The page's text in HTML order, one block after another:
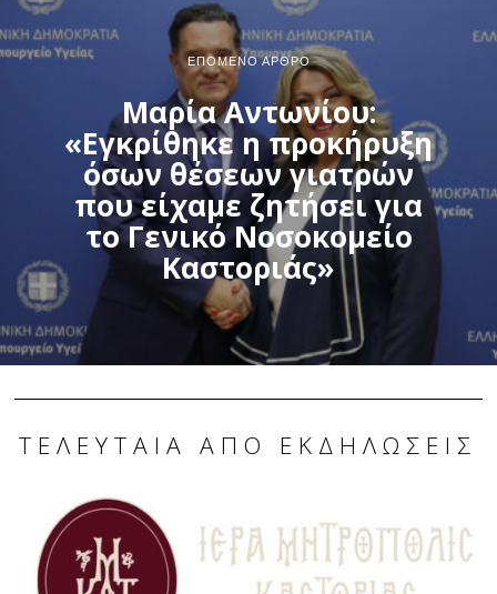
ΕΠΌΜΕΝΟ ΆΡΘΡΟ
Μαρία Αντωνίου:
«Εγκρίθηκε η προκήρυξη
όσων θέσεων γιατρών
που είχαμε ζητήσει για
το Γενικό Νοσοκομείο
Καστοριάς»
ΤΕΛΕΥΤΑΊΑ ΑΠΌ ΕΚΔΗΛΏΣΕΙΣ